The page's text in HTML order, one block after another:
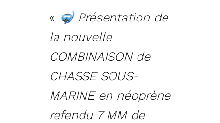
« 🤿Présentation de
la nouvelle
COMBINAISON de
CHASSE SOUS-
MARINE en néoprène
refendu 7 MM de